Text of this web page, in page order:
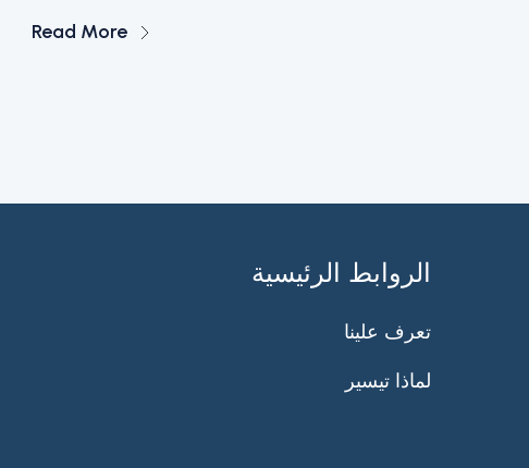
Read More
الروابط الرئيسية
تعرف علينا
لماذا تيسير